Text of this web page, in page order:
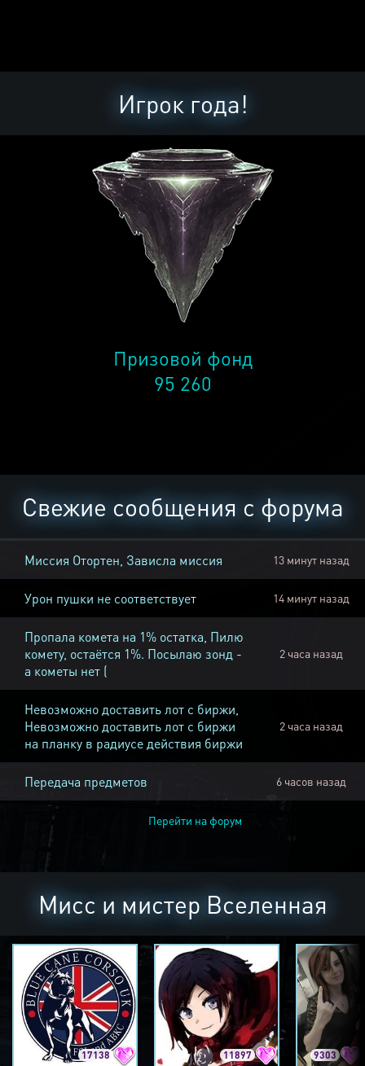
Игрок года!
Призовой фонд
95 260
Свежие сообщения с форума
Миссия Отортен, Зависла миссия 13 минут назад
Урон пушки не соответствует 14 минут назад
Пропала комета на 1% остатка, Пилю
комету, остаётся 1%. Посылаю зонд -
а кометы нет (
2 часа назад
Невозможно доставить лот с биржи,
Невозможно доставить лот с биржи
на планку в радиусе действия биржи
2 часа назад
Передача предметов 6 часов назад
Перейти на форум
Мисс и мистер Вселенная
17138 11897 9303